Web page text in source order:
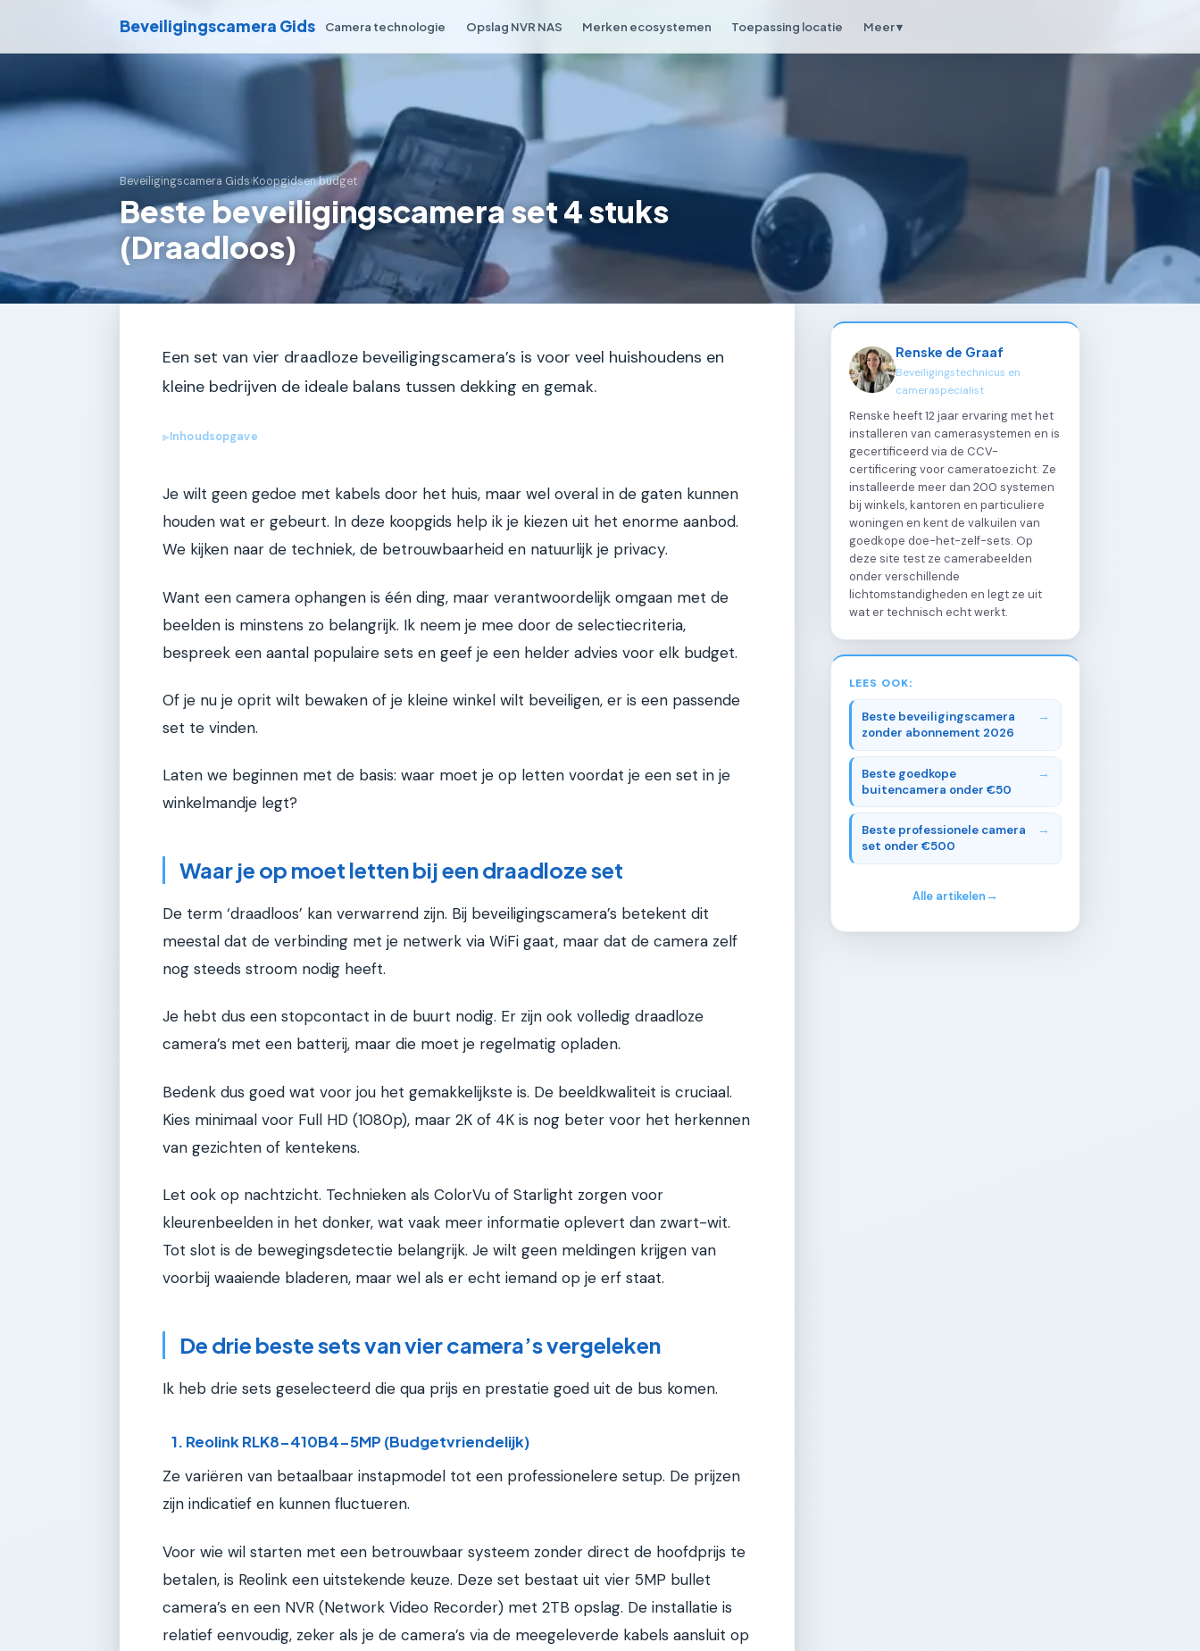
Beveiligingscamera Gids Camera technologie Opslag NVR NAS Merken ecosystemen Toepassing locatie Meer ▾
Beveiligingscamera Gids›Koopgidsen budget
Beste beveiligingscamera set 4 stuks
(Draadloos)
Een set van vier draadloze beveiligingscamera’s is voor veel huishoudens en
kleine bedrijven de ideale balans tussen dekking en gemak.
▶Inhoudsopgave
Je wilt geen gedoe met kabels door het huis, maar wel overal in de gaten kunnen
houden wat er gebeurt. In deze koopgids help ik je kiezen uit het enorme aanbod.
We kijken naar de techniek, de betrouwbaarheid en natuurlijk je privacy.
Want een camera ophangen is één ding, maar verantwoordelijk omgaan met de
beelden is minstens zo belangrijk. Ik neem je mee door de selectiecriteria,
bespreek een aantal populaire sets en geef je een helder advies voor elk budget.
Of je nu je oprit wilt bewaken of je kleine winkel wilt beveiligen, er is een passende
set te vinden.
Laten we beginnen met de basis: waar moet je op letten voordat je een set in je
winkelmandje legt?
Waar je op moet letten bij een draadloze set
De term ‘draadloos’ kan verwarrend zijn. Bij beveiligingscamera’s betekent dit
meestal dat de verbinding met je netwerk via WiFi gaat, maar dat de camera zelf
nog steeds stroom nodig heeft.
Je hebt dus een stopcontact in de buurt nodig. Er zijn ook volledig draadloze
camera’s met een batterij, maar die moet je regelmatig opladen.
Bedenk dus goed wat voor jou het gemakkelijkste is. De beeldkwaliteit is cruciaal.
Kies minimaal voor Full HD (1080p), maar 2K of 4K is nog beter voor het herkennen
van gezichten of kentekens.
Let ook op nachtzicht. Technieken als ColorVu of Starlight zorgen voor
kleurenbeelden in het donker, wat vaak meer informatie oplevert dan zwart-wit.
Tot slot is de bewegingsdetectie belangrijk. Je wilt geen meldingen krijgen van
voorbij waaiende bladeren, maar wel als er echt iemand op je erf staat.
De drie beste sets van vier camera’s vergeleken
Ik heb drie sets geselecteerd die qua prijs en prestatie goed uit de bus komen.
1. Reolink RLK8-410B4-5MP (Budgetvriendelijk)
Ze variëren van betaalbaar instapmodel tot een professionelere setup. De prijzen
zijn indicatief en kunnen fluctueren.
Voor wie wil starten met een betrouwbaar systeem zonder direct de hoofdprijs te
betalen, is Reolink een uitstekende keuze. Deze set bestaat uit vier 5MP bullet
camera’s en een NVR (Network Video Recorder) met 2TB opslag. De installatie is
relatief eenvoudig, zeker als je de camera’s via de meegeleverde kabels aansluit op
Renske de Graaf
Beveiligingstechnicus en
cameraspecialist
Renske heeft 12 jaar ervaring met het
installeren van camerasystemen en is
gecertificeerd via de CCV-
certificering voor cameratoezicht. Ze
installeerde meer dan 200 systemen
bij winkels, kantoren en particuliere
woningen en kent de valkuilen van
goedkope doe-het-zelf-sets. Op
deze site test ze camerabeelden
onder verschillende
lichtomstandigheden en legt ze uit
wat er technisch echt werkt.
LEES OOK:
Beste beveiligingscamera
zonder abonnement 2026
Beste goedkope
buitencamera onder €50
Beste professionele camera
set onder €500
Alle artikelen